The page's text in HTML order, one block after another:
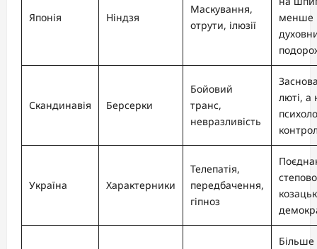
Японія Ніндзя
Маскування,
отрути, ілюзії
менше
Скандинавія Берсерки
Бойовий
транс,
невразливість
люті, а
Україна Характерники
Телепатія,
передбачення,
гіпноз
Більше